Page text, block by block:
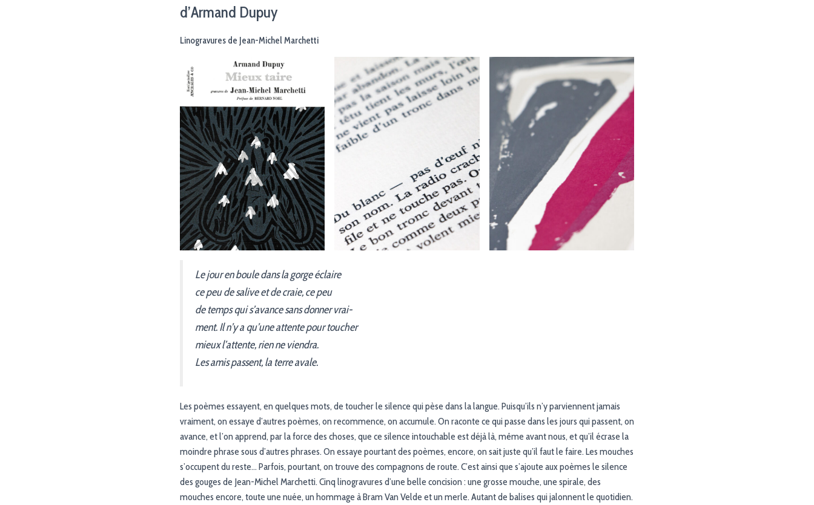
d’Armand Dupuy
Linogravures de Jean-Michel Marchetti
Le jour en boule dans la gorge éclaire
ce peu de salive et de craie, ce peu
de temps qui s’avance sans donner vrai-
ment. Il n’y a qu’une attente pour toucher
mieux l’attente, rien ne viendra.
Les amis passent, la terre avale.
Les poèmes essayent, en quelques mots, de toucher le silence qui pèse dans la langue. Puisqu’ils n’y parviennent jamais
vraiment, on essaye d’autres poèmes, on recommence, on accumule. On raconte ce qui passe dans les jours qui passent, on
avance, et l’on apprend, par la force des choses, que ce silence intouchable est déjà là, même avant nous, et qu’il écrase la
moindre phrase sous d’autres phrases. On essaye pourtant des poèmes, encore, on sait juste qu’il faut le faire. Les mouches
s’occupent du reste… Parfois, pourtant, on trouve des compagnons de route. C’est ainsi que s’ajoute aux poèmes le silence
des gouges de Jean-Michel Marchetti. Cinq linogravures d’une belle concision : une grosse mouche, une spirale, des
mouches encore, toute une nuée, un hommage à Bram Van Velde et un merle. Autant de balises qui jalonnent le quotidien.